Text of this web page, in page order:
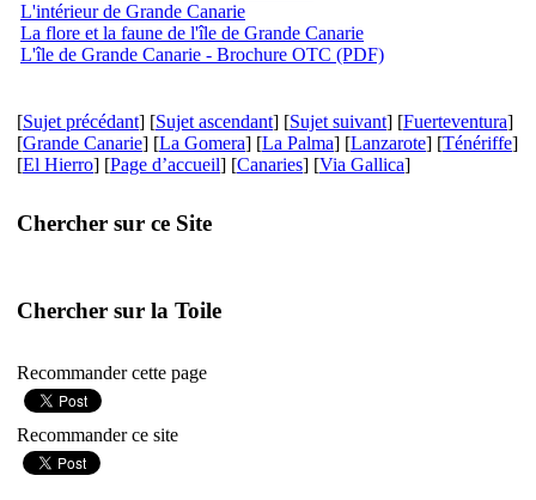
L'intérieur de Grande Canarie
La flore et la faune de l'île de Grande Canarie
L'île de Grande Canarie - Brochure OTC (PDF)
[Sujet précédant] [Sujet ascendant] [Sujet suivant] [Fuerteventura]
[Grande Canarie] [La Gomera] [La Palma] [Lanzarote] [Ténériffe]
[El Hierro] [Page d’accueil] [Canaries] [Via Gallica]
Chercher sur ce Site
Chercher sur la Toile
Recommander cette page
Recommander ce site